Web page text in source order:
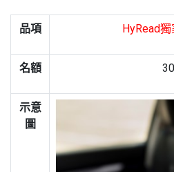
品項 HyRead
名額
示意
圖